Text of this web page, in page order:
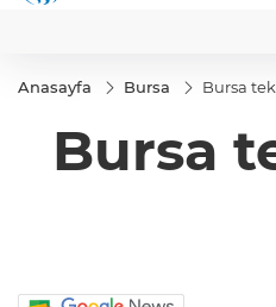
Anasayfa Bursa Bursa
Bursa